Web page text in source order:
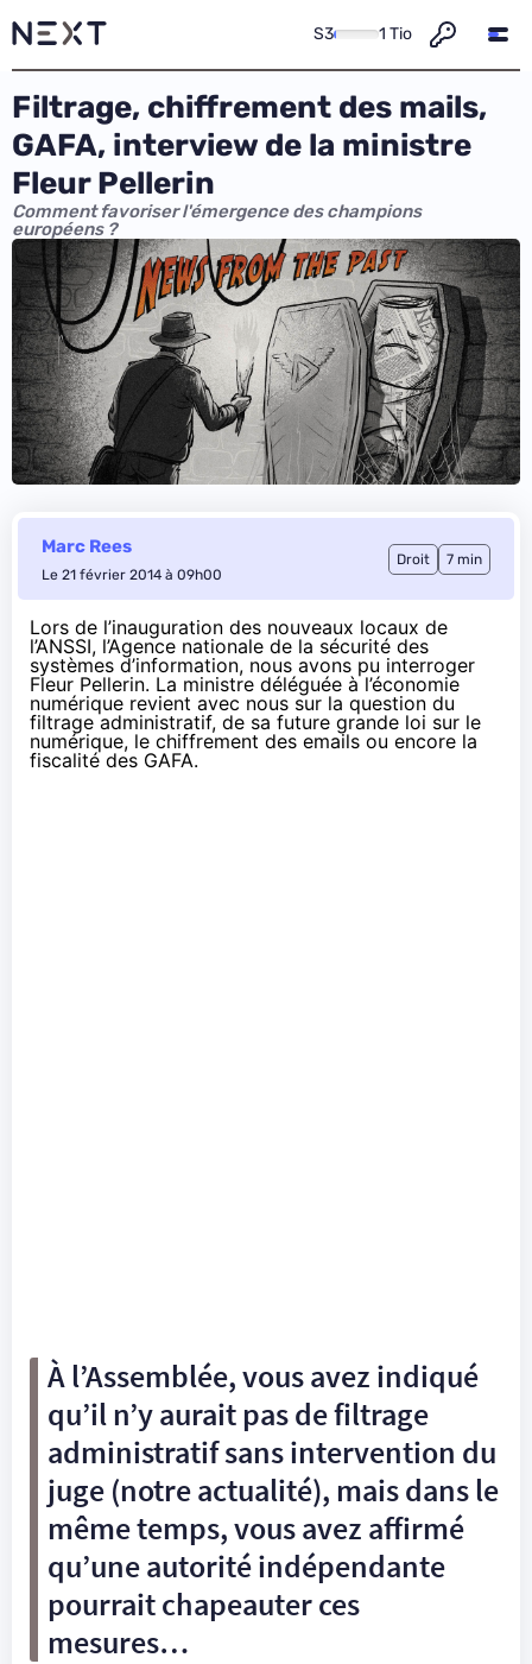
S3 1 Tio
Filtrage, chiffrement des mails,
GAFA, interview de la ministre
Fleur Pellerin
Comment favoriser l'émergence des champions
européens ?
Marc Rees
Le 21 février 2014 à 09h00
Droit 7 min
Lors de l’inauguration des nouveaux locaux de
l’ANSSI, l’Agence nationale de la sécurité des
systèmes d’information, nous avons pu interroger
Fleur Pellerin. La ministre déléguée à l’économie
numérique revient avec nous sur la question du
filtrage administratif, de sa future grande loi sur le
numérique, le chiffrement des emails ou encore la
fiscalité des GAFA.
À l’Assemblée, vous avez indiqué
qu’il n’y aurait pas de filtrage
administratif sans intervention du
juge (notre actualité), mais dans le
même temps, vous avez affirmé
qu’une autorité indépendante
pourrait chapeauter ces
mesures…